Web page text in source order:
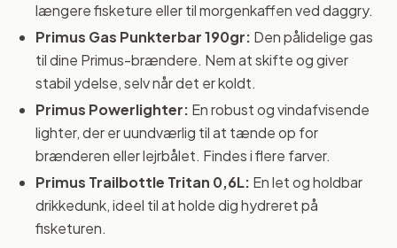
længere fisketure eller til morgenkaffen ved daggry.
Primus Gas Punkterbar 190gr: Den pålidelige gas
til dine Primus-brændere. Nem at skifte og giver
stabil ydelse, selv når det er koldt.
Primus Powerlighter: En robust og vindafvisende
lighter, der er uundværlig til at tænde op for
brænderen eller lejrbålet. Findes i flere farver.
Primus Trailbottle Tritan 0,6L: En let og holdbar
drikkedunk, ideel til at holde dig hydreret på
fisketuren.